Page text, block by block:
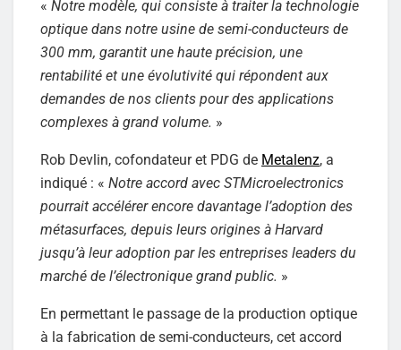
« Notre modèle, qui consiste à traiter la technologie
optique dans notre usine de semi-conducteurs de
300 mm, garantit une haute précision, une
rentabilité et une évolutivité qui répondent aux
demandes de nos clients pour des applications
complexes à grand volume. »
Rob Devlin, cofondateur et PDG de Metalenz, a
indiqué : « Notre accord avec STMicroelectronics
pourrait accélérer encore davantage l’adoption des
métasurfaces, depuis leurs origines à Harvard
jusqu’à leur adoption par les entreprises leaders du
marché de l’électronique grand public. »
En permettant le passage de la production optique
à la fabrication de semi-conducteurs, cet accord